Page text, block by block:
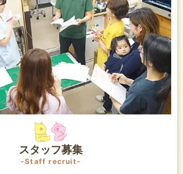
スタッフ募集
-Staff recruit-